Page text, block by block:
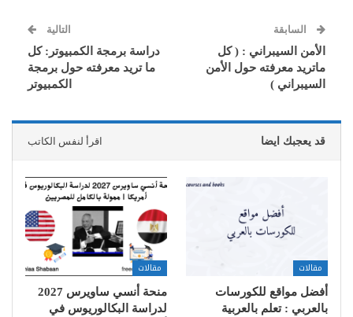
السابقة
الأمن السيبراني : ( كل
ماتريد معرفته حول الأمن
السيبراني )
التالية
دراسة برمجة الكمبيوتر: كل
ما تريد معرفته حول برمجة
الكمبيوتر
قد يعجبك ايضا اقرأ لنفس الكاتب
مقالات
أفضل مواقع للكورسات
بالعربي : تعلم بالعربية
مقالات
منحة أنسي ساويرس 2027
لدراسة البكالوريوس في